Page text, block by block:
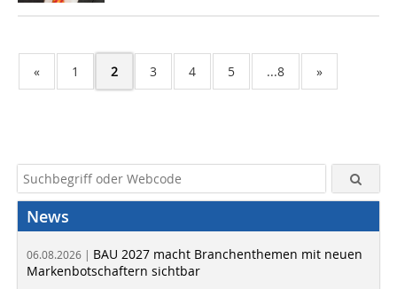
« 1 2 3 4 5 ...8 »
News
06.08.2026 | BAU 2027 macht Branchenthemen mit neuen
Markenbotschaftern sichtbar